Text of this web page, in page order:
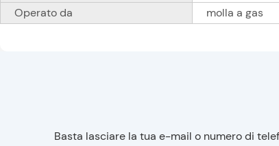
Operato da
molla a gas
Basta lasciare la tua e-mail o numero di